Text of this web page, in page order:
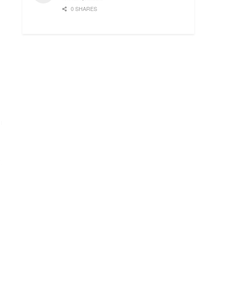
0 SHARES